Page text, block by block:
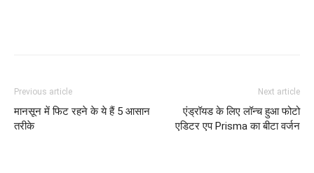
Previous article
मानसून में फिट रहने के ये हैं 5 आसान
तरीके
Next article
एंड्रॉयड के लिए लॉन्च हुआ फोटो
एडिटर एप Prisma का बीटा वर्जन